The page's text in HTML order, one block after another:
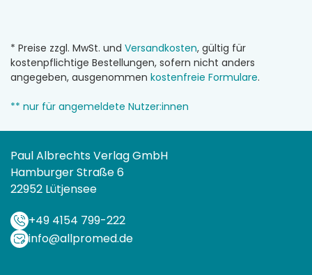
* Preise zzgl. MwSt. und Versandkosten, gültig für
kostenpflichtige Bestellungen, sofern nicht anders
angegeben, ausgenommen kostenfreie Formulare.
** nur für angemeldete Nutzer:innen
Paul Albrechts Verlag GmbH
Hamburger Straße 6
22952 Lütjensee
+49 4154 799-222
info@allpromed.de